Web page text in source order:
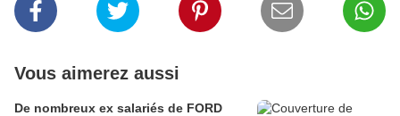
Vous aimerez aussi
De nombreux ex salariés de FORD